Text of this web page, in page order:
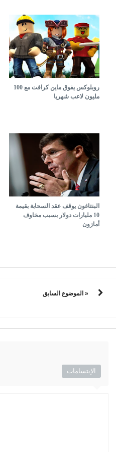
روبلوكس يفوق ماين كرافت مع 100
مليون لاعب شهريا
البنتاغون يوقف عقد السحابة بقيمة
10 مليارات دولار بسبب مخاوف
أمازون
« الموضوع السابق
الإبتسامات